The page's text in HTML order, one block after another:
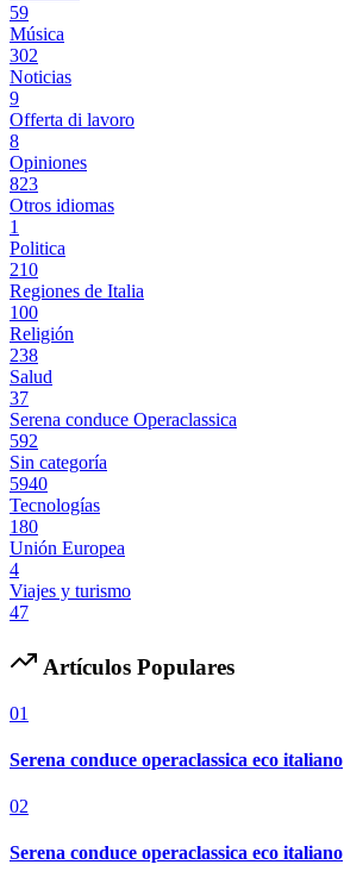
59
Música
302
Noticias
9
Offerta di lavoro
8
Opiniones
823
Otros idiomas
1
Politica
210
Regiones de Italia
100
Religión
238
Salud
37
Serena conduce Operaclassica
592
Sin categoría
5940
Tecnologías
180
Unión Europea
4
Viajes y turismo
47
Artículos Populares
01
Serena conduce operaclassica eco italiano
02
Serena conduce operaclassica eco italiano